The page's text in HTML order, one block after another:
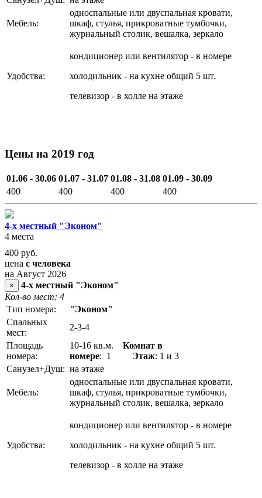
Мебель:
односпальные или двуспальная кровати,
шкаф, стулья, прикроватные тумбочки,
журнальный столик, вешалка, зеркало
Удобства:
кондиционер или вентилятор - в номере
холодильник - на кухне общий 5 шт.
телевизор - в холле на этаже
Цены на 2019 год
01.06 - 30.06 01.07 - 31.07 01.08 - 31.08 01.09 - 30.09
400
400 400 400
4-х местный "Эконом"
4 места
400 руб.
цена с человека
на Август 2026
×
4-х местный "Эконом"
Кол-во мест: 4
Тип номера:
"Эконом"
Спальных
мест:
2-3-4
Площадь
номера:
10-16 кв.м. Комнат в
номере: 1 Этаж: 1 и 3
Санузел+Душ: на этаже
Мебель:
односпальные или двуспальная кровати,
шкаф, стулья, прикроватные тумбочки,
журнальный столик, вешалка, зеркало
Удобства:
кондиционер или вентилятор - в номере
холодильник - на кухне общий 5 шт.
телевизор - в холле на этаже